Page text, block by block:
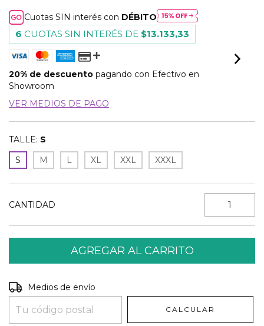
Cuotas SIN interés con DÉBITO
6 CUOTAS SIN INTERÉS DE $13.133,33
20% de descuento pagando con Efectivo en
Showroom
VER MEDIOS DE PAGO
TALLE: S
S
M L XL XXL XXXL
CANTIDAD
Entregas para el CP:
Medios de envío
CALCULAR